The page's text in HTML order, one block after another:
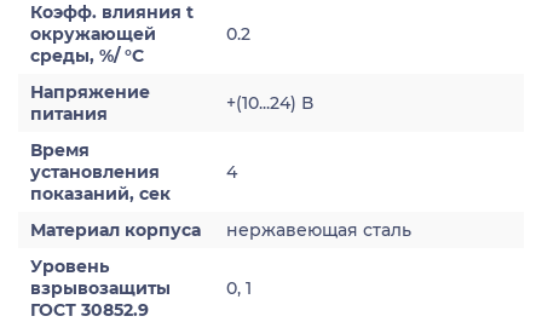
Коэфф. влияния t
окружающей
среды, %/ °С
0.2
Напряжение
питания
+(10...24) В
Время
установления
показаний, сек
4
Материал корпуса
нержавеющая сталь
Уровень
взрывозащиты
ГОСТ 30852.9
0, 1